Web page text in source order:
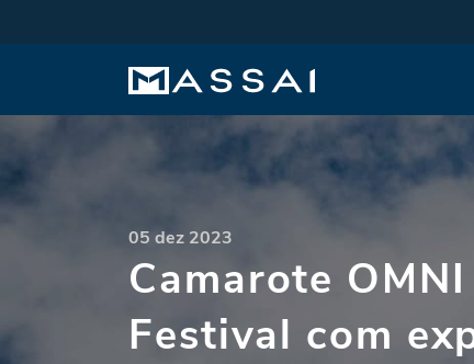
05 dez 2023
Camarote
Festival com